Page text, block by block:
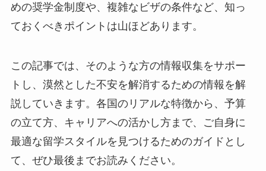
めの奨学金制度や、複雑なビザの条件など、知っ
ておくべきポイントは山ほどあります。
この記事では、そのような方の情報収集をサポー
トし、漠然とした不安を解消するための情報を解
説していきます。各国のリアルな特徴から、予算
の立て方、キャリアへの活かし方まで、ご自身に
最適な留学スタイルを見つけるためのガイドとし
て、ぜひ最後までお読みください。